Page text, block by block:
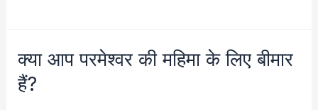
क्या आप परमेश्वर की महिमा के लिए बीमार
हैं?
क्या
आप